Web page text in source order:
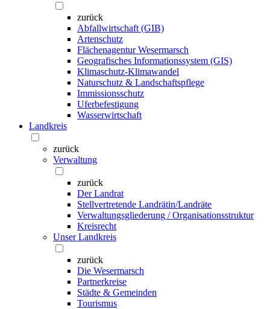
zurück
Abfallwirtschaft (GIB)
Artenschutz
Flächenagentur Wesermarsch
Geografisches Informationssystem (GIS)
Klimaschutz-Klimawandel
Naturschutz & Landschaftspflege
Immissionsschutz
Uferbefestigung
Wasserwirtschaft
Landkreis
zurück
Verwaltung
zurück
Der Landrat
Stellvertretende Landrätin/Landräte
Verwaltungsgliederung / Organisationsstruktur
Kreisrecht
Unser Landkreis
zurück
Die Wesermarsch
Partnerkreise
Städte & Gemeinden
Tourismus